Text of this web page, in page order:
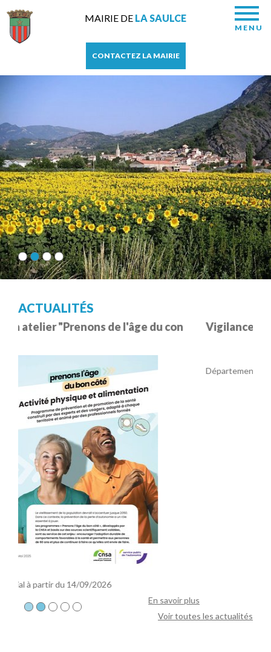
MAIRIE DE LA SAULCE
MENU
CONTACTEZ LA MAIRIE
ACTUALITÉS
con
savoir plus
Vigilance Orange Canicule
Voir toutes les actualités